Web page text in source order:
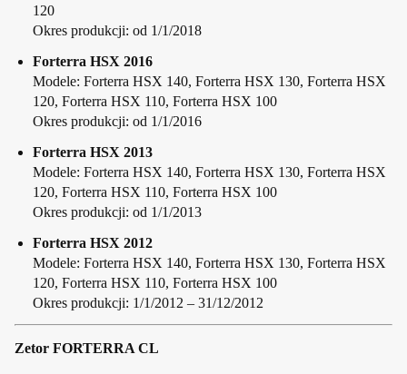
120
Okres produkcji: od 1/1/2018
Forterra HSX 2016
Modele: Forterra HSX 140, Forterra HSX 130, Forterra HSX
120, Forterra HSX 110, Forterra HSX 100
Okres produkcji: od 1/1/2016
Forterra HSX 2013
Modele: Forterra HSX 140, Forterra HSX 130, Forterra HSX
120, Forterra HSX 110, Forterra HSX 100
Okres produkcji: od 1/1/2013
Forterra HSX 2012
Modele: Forterra HSX 140, Forterra HSX 130, Forterra HSX
120, Forterra HSX 110, Forterra HSX 100
Okres produkcji: 1/1/2012 – 31/12/2012
Zetor FORTERRA CL